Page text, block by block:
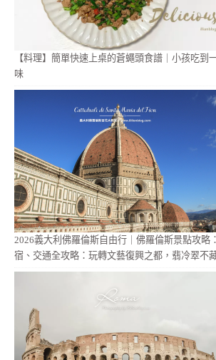
【料理】簡單快速上桌的蒼蠅頭食譜｜小孩吃到
味
2026義大利佛羅倫斯自由行｜佛羅倫斯景點攻略
宿、交通全攻略：玩轉文藝復興之都，翡冷翠不